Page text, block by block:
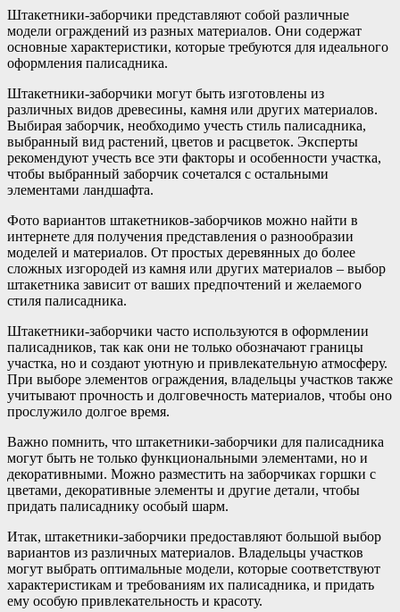
Штакетники-заборчики представляют собой различные
модели ограждений из разных материалов. Они содержат
основные характеристики, которые требуются для идеального
оформления палисадника.
Штакетники-заборчики могут быть изготовлены из
различных видов древесины, камня или других материалов.
Выбирая заборчик, необходимо учесть стиль палисадника,
выбранный вид растений, цветов и расцветок. Эксперты
рекомендуют учесть все эти факторы и особенности участка,
чтобы выбранный заборчик сочетался с остальными
элементами ландшафта.
Фото вариантов штакетников-заборчиков можно найти в
интернете для получения представления о разнообразии
моделей и материалов. От простых деревянных до более
сложных изгородей из камня или других материалов – выбор
штакетника зависит от ваших предпочтений и желаемого
стиля палисадника.
Штакетники-заборчики часто используются в оформлении
палисадников, так как они не только обозначают границы
участка, но и создают уютную и привлекательную атмосферу.
При выборе элементов ограждения, владельцы участков также
учитывают прочность и долговечность материалов, чтобы оно
прослужило долгое время.
Важно помнить, что штакетники-заборчики для палисадника
могут быть не только функциональными элементами, но и
декоративными. Можно разместить на заборчиках горшки с
цветами, декоративные элементы и другие детали, чтобы
придать палисаднику особый шарм.
Итак, штакетники-заборчики предоставляют большой выбор
вариантов из различных материалов. Владельцы участков
могут выбрать оптимальные модели, которые соответствуют
характеристикам и требованиям их палисадника, и придать
ему особую привлекательность и красоту.